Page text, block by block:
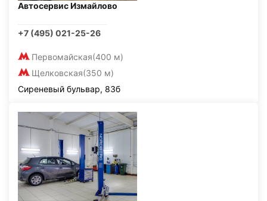
Автосервис Измайлово
+7 (495) 021-25-26
Первомайская(400 м)
Щелковская(350 м)
Сиреневый бульвар, 83б